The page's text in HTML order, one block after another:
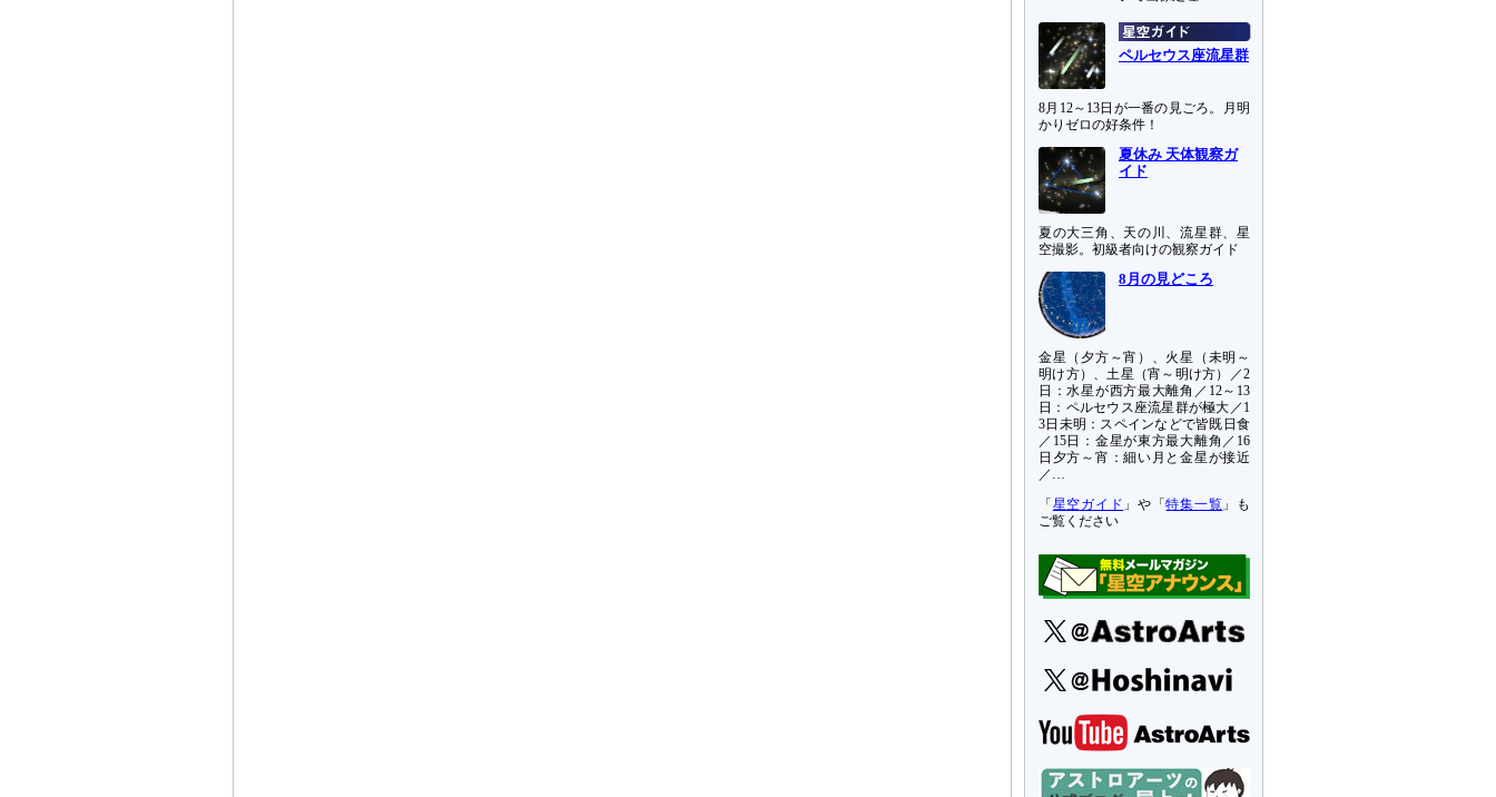
ペルセウス座流星群
8月12～13日が一番の見ごろ。月明
かりゼロの好条件！
夏休み 天体観察ガ
イド
夏の大三角、天の川、流星群、星
空撮影。初級者向けの観察ガイド
8月の見どころ
金星（夕方～宵）、火星（未明～
明け方）、土星（宵～明け方）／2
日：水星が西方最大離角／12～13
日：ペルセウス座流星群が極大／1
3日未明：スペインなどで皆既日食
／15日：金星が東方最大離角／16
日夕方～宵：細い月と金星が接近
／…
「 星空ガイド 」や「特集一覧 」も
ご覧ください